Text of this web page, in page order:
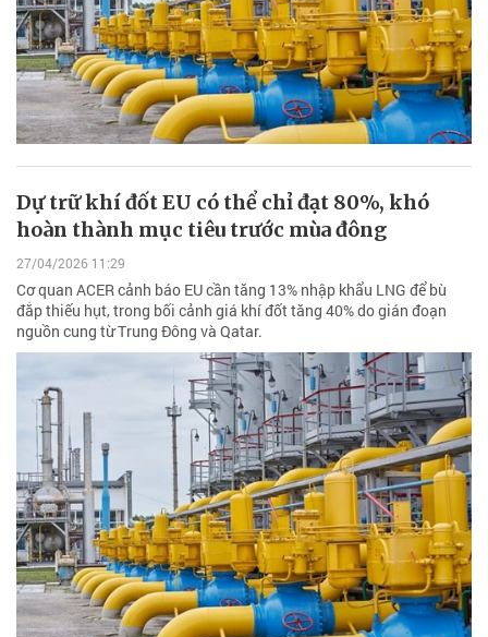
Dự trữ khí đốt EU có thể chỉ đạt 80%, khó
hoàn thành mục tiêu trước mùa đông
27/04/2026 11:29
Cơ quan ACER cảnh báo EU cần tăng 13% nhập khẩu LNG để bù
đắp thiếu hụt, trong bối cảnh giá khí đốt tăng 40% do gián đoạn
nguồn cung từ Trung Đông và Qatar.